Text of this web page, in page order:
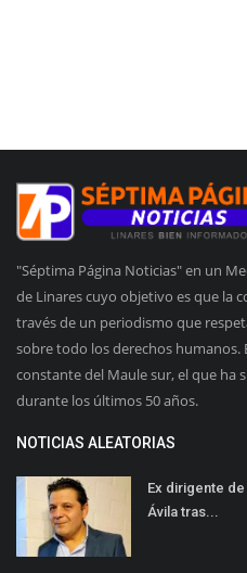
"Séptima Página Noticias" en un
de Linares cuyo objetivo es que la
través de un periodismo que
sobre todo los derechos humanos.
constante del Maule sur, el que ha
durante los últimos 50 años.
NOTICIAS ALEATORIAS
Ex dirigente
Ávila tras...